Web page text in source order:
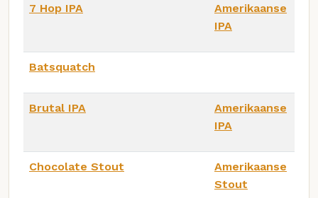
7 Hop IPA
Amerikaanse
IPA
Batsquatch
Brutal IPA
Amerikaanse
IPA
Chocolate Stout
Amerikaanse
Stout